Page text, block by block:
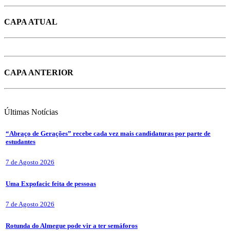
CAPA ATUAL
CAPA ANTERIOR
Últimas Notícias
“Abraço de Gerações” recebe cada vez mais candidaturas por parte de
estudantes
7 de Agosto 2026
Uma Expofacic feita de pessoas
7 de Agosto 2026
Rotunda do Almegue pode vir a ter semáforos